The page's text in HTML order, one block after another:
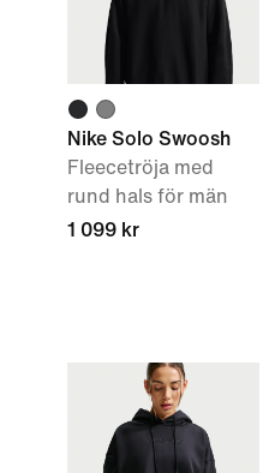
Nike Solo Swoosh
Fleecetröja med
rund hals för män
1 099 kr